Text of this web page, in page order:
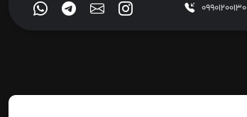
09901200130